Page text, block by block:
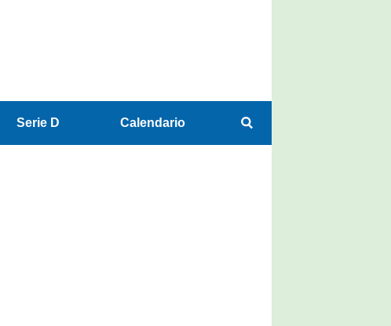
Serie D Calendario